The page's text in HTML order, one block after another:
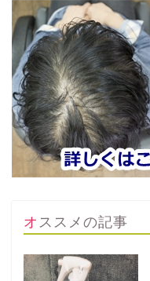
オススメの記事